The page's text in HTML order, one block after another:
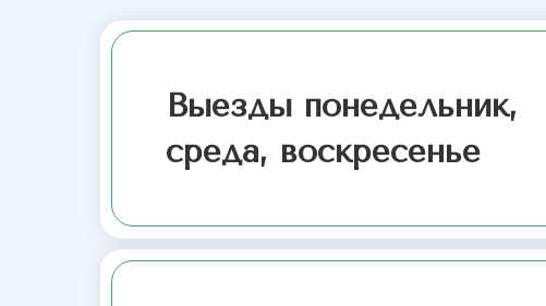
Выезды понедельник,
среда, воскресенье